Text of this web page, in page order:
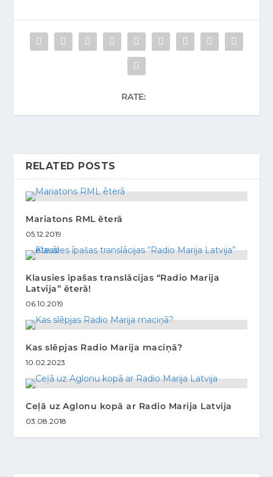
RATE:
RELATED POSTS
Mariatons RML ēterā
05.12.2019
Klausies īpašas translācijas “Radio Marija
Latvija” ēterā!
06.10.2019
Kas slēpjas Radio Marija maciņā?
10.02.2023
Ceļā uz Aglonu kopā ar Radio Marija Latvija
03.08.2018